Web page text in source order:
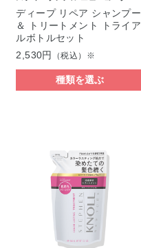
ディープ リペア シャンプー
＆ トリートメント トライア
ルボトルセット
2,530円
（税込）※
種類を選ぶ